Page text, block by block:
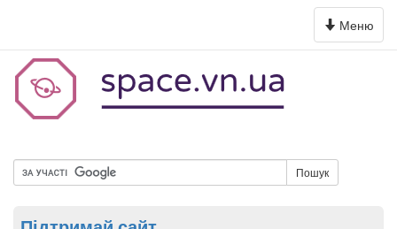
Toggle
navigation
Меню
Пошук